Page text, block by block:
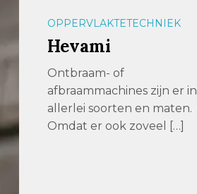
OPSLAGSYSTEMEN
Remmert GmbH
Wij zijn gespecialiseerd in
geautomatiseerde opslag-
en logistieke systemen. Wij
weten hoe we zware […]